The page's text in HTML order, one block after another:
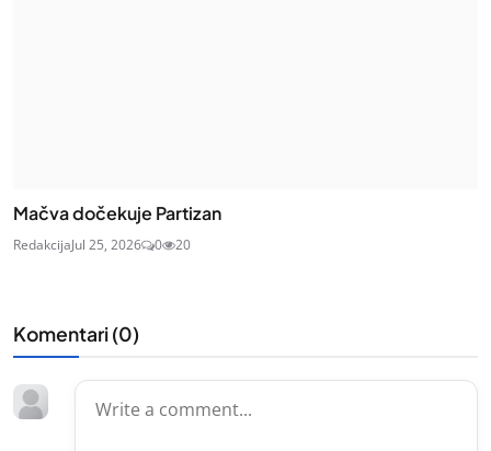
Mačva dočekuje Partizan
RedakcijaJul 25, 2026 0 20
Komentari (0)